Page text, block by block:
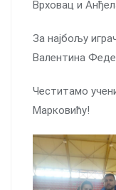
Врховац и
За најбољу
Валентина
Честитамо
Марковићу!